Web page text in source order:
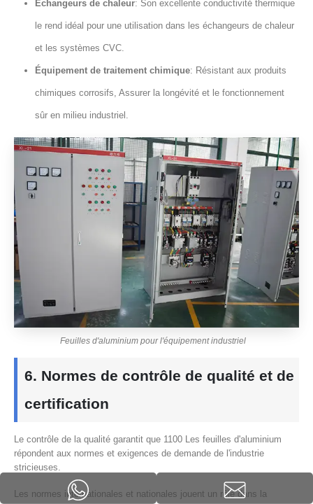
Échangeurs de chaleur: Son excellente conductivité thermique
le rend idéal pour une utilisation dans les échangeurs de chaleur
et les systèmes CVC.
Équipement de traitement chimique: Résistant aux produits
chimiques corrosifs, Assurer la longévité et le fonctionnement
sûr en milieu industriel.
Feuilles d'aluminium pour l'équipement industriel
6. Normes de contrôle de qualité et de
certification
Le contrôle de la qualité garantit que 1100 Les feuilles d'aluminium
répondent aux normes et exigences de demande de l'industrie
stricieuses.
Les normes internationales et nationales jouent un rôle dans la